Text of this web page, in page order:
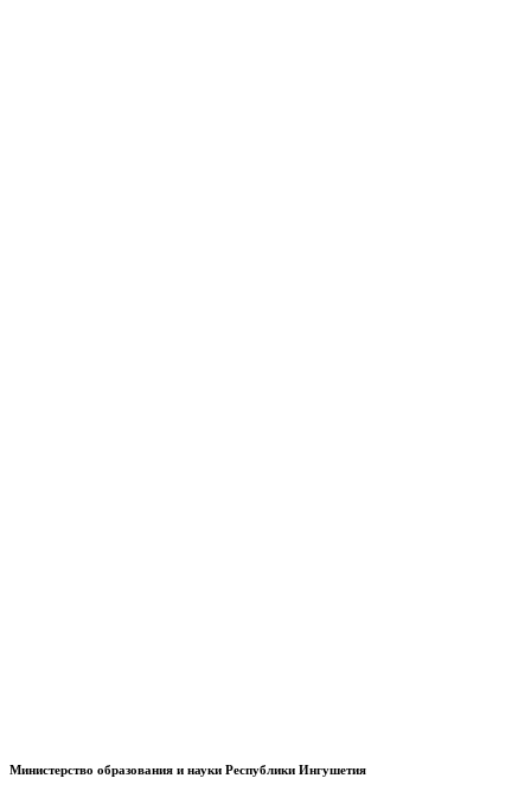
Министерство образования и науки Республики Ингушетия